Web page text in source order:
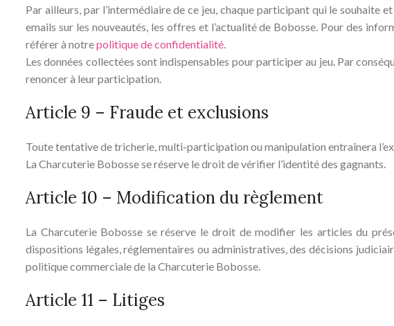
Par ailleurs, par l’intermédiaire de ce jeu, chaque participant qui le souhaite
emails sur les nouveautés, les offres et l’actualité de Bobosse. Pour des
référer à notrepolitique de confidentialité.
Les données collectées sont indispensables pour participer au jeu. Par
renoncer à leur participation.
Article 9 – Fraude et exclusions
Toute tentative de tricherie, multi-participation ou manipulation entraînera
La Charcuterie Bobosse se réserve le droit de vérifier l’identité des gagnants.
Article 10 – Modification du règlement
La Charcuterie Bobosse se réserve le droit de modifier les articles du
dispositions légales, réglementaires ou administratives, des décisions
politique commerciale de la Charcuterie Bobosse.
Article 11 – Litiges